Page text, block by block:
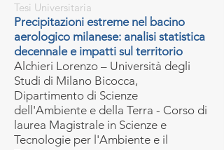
Tesi Universitaria
Precipitazioni estreme nel bacino
aerologico milanese: analisi statistica
decennale e impatti sul territorio
Alchieri Lorenzo – Università degli
Studi di Milano Bicocca,
Dipartimento di Scienze
dell'Ambiente e della Terra - Corso di
laurea Magistrale in Scienze e
Tecnologie per l'Ambiente e il